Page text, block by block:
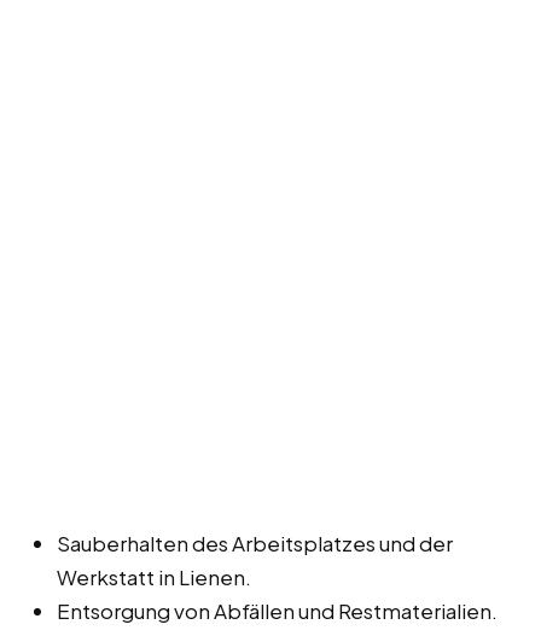
Sauberhalten des Arbeitsplatzes und der
Werkstatt in Lienen.
Entsorgung von Abfällen und Restmaterialien.